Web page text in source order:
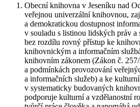
Obecní knihovna v Jeseníku nad
veřejnou univerzální knihovnou,
a demokratickou dostupnost
v souladu s listinou lidských práv
bez rozdílu rovný přístup ke
knihovnickým a informačním
knihovním zákonem (Zákon č.
a podmínkách provozování
a informačních služeb) a ke
v systematicky budovaných
podporuje kulturní a vzdělanostní